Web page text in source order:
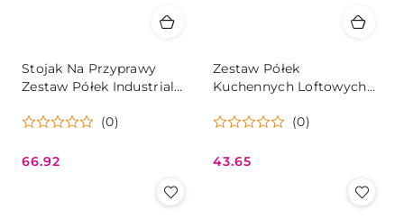
Stojak Na Przyprawy
Zestaw Półek Industrial
(0)
Cena:
66.92
Zestaw Półek
Kuchennych Loftowych
Industrialny (0)
Cena:
43.65